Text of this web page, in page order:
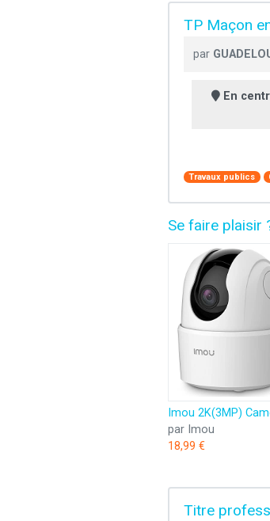
TP Maçon
par
En
Travaux publics
Se faire plaisir
par Imou
18,99 €
Titre